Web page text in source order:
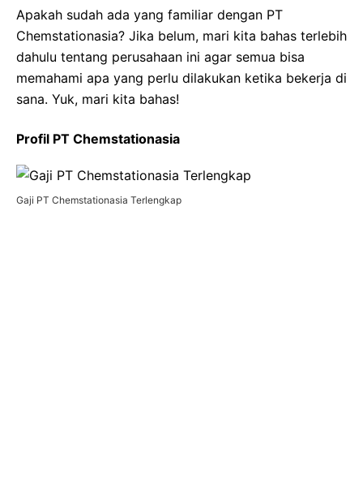
Apakah sudah ada yang familiar dengan PT
Chemstationasia? Jika belum, mari kita bahas terlebih
dahulu tentang perusahaan ini agar semua bisa
memahami apa yang perlu dilakukan ketika bekerja di
sana. Yuk, mari kita bahas!
Profil PT Chemstationasia
Gaji PT Chemstationasia Terlengkap